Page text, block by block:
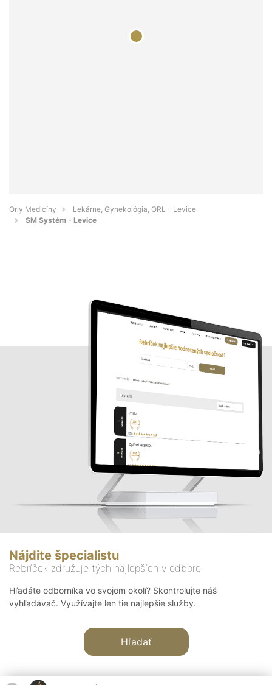
Orly Medicíny
Lekárne, Gynekológia, ORL - Levice
SM Systém - Levice
Nájdite špecialistu
Rebríček združuje tých najlepších v odbore
Hľadáte odborníka vo svojom okolí? Skontrolujte náš
vyhľadávač. Využívajte len tie najlepšie služby.
Hľadať